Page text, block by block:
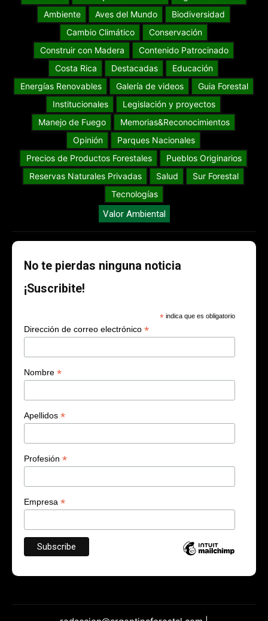
Ambiente
Aves del Mundo
Biodiversidad
Cambio Climático
Conservación
Construir con Madera
Contenido Patrocinado
Costa Rica
Destacadas
Educación
Energías Renovables
Galería de videos
Guia Forestal
Institucionales
Legislación y proyectos
Manejo de Fuego
Memorias&Reconocimientos
Opinión
Parques Nacionales
Precios de Productos Forestales
Pueblos Originarios
Reservas Naturales Privadas
Salud
Sur Forestal
Tecnologías
Valor Ambiental
No te pierdas ninguna noticia
¡Suscribite!
* indica que es obligatorio
Dirección de correo electrónico *
Nombre *
Apellidos *
Profesión *
Empresa *